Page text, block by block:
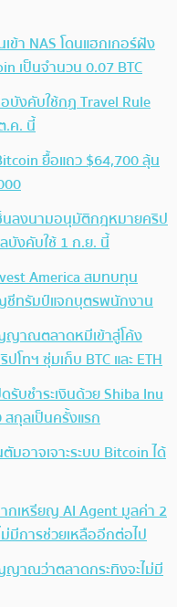
เข้า NAS โดนแฮกเกอร์ฝัง
เป็นจำนวน 0.07 BTC
บังคับใช้กฏ Travel Rule
.ค. นี้
ยื้อแถว $64,700 ลุ้น
ลงนามอนุมัติกฎหมายคริป
บังคับใช้ 1 ก.ย. นี้
America สมทบทุน
ชีทรัมป์แจกบุตรพนักงาน
าณตลาดหมีเข้าสู่โค้ง
โทฯ ซุ่มเก็บ BTC และ ETH
รับชำระเงินด้วย Shiba Inu
สกุลเป็นครั้งแรก
มอาจเจาะระบบ Bitcoin ได้
เหรียญ AI Agent มูลค่า 2
มีการช่วยเหลืออีกต่อไป
าณว่าตลาดกระทิงจะไม่มี